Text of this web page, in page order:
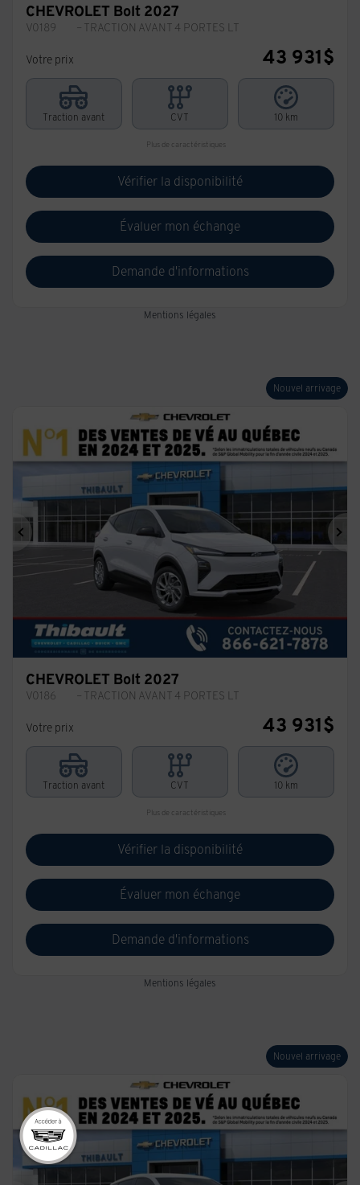
CHEVROLET Bolt 2027
V0189 – TRACTION AVANT 4 PORTES LT
Votre prix 43 931$
Traction avant CVT 10 km
Plus de caractéristiques
Vérifier la disponibilité
Évaluer mon échange
Demande d'informations
Mentions légales
Nouvel arrivage
Précédent
CHEVROLET Bolt 2027
V0186 – TRACTION AVANT 4 PORTES LT
Votre prix 43 931$
Traction avant CVT 10 km
Plus de caractéristiques
Vérifier la disponibilité
Évaluer mon échange
Demande d'informations
Mentions légales
Nouvel arrivage